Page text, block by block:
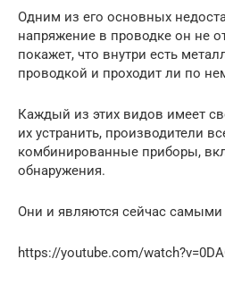
Одним из его основных
напряжение в проводке он не
покажет, что внутри есть
проводкой и проходит ли по
Каждый из этих видов имеет
их устранить, производители
комбинированные приборы,
обнаружения.
Они и являются сейчас
https://youtube.com/